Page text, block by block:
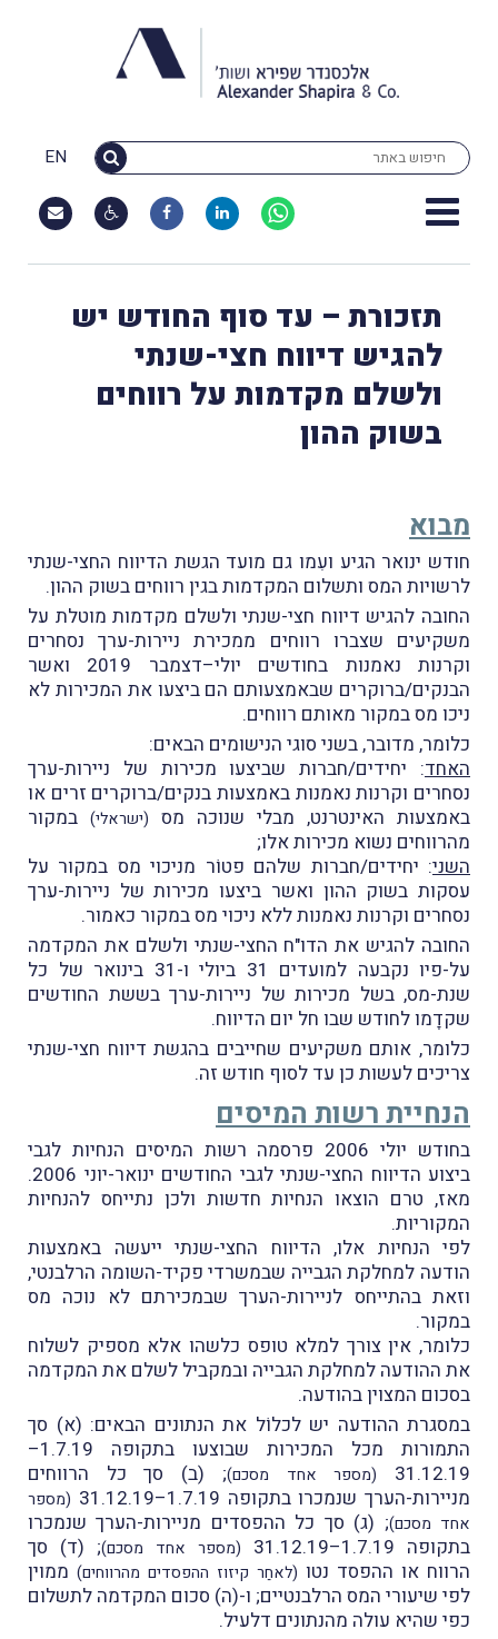
EN
תזכורת – עד סוף החודש יש
להגיש דיווח חצי-שנתי
ולשלם מקדמות על רווחים
בשוק ההון
מבוא
חודש ינואר הגיע ועִמו גם מועד הגשת הדיווח החצי-שנתי
לרשויות המס ותשלום המקדמות בגין רווחים בשוק ההון.
החובה להגיש דיווח חצי-שנתי ולשלם מקדמות מוטלת על
משקיעים שצברו רווחים ממכירת ניירות-ערך נסחרים
וקרנות נאמנות בחודשים יולי–דצמבר 2019 ואשר
הבנקים/ברוקרים שבאמצעותם הם ביצעו את המכירות לא
ניכו מס במקור מאותם רווחים.
כלומר, מדובר, בשני סוגי הנישומים הבאים:
האחד: יחידים/חברות שביצעו מכירות של ניירות-ערך
נסחרים וקרנות נאמנות באמצעות בנקים/ברוקרים זרים או
באמצעות האינטרנט, מבלי שנוכה מס (ישראלי) במקור
מהרווחים נשוא מכירות אלו;
השני: יחידים/חברות שלהם פטוֹר מניכוי מס במקור על
עסקות בשוק ההון ואשר ביצעו מכירות של ניירות-ערך
נסחרים וקרנות נאמנות ללא ניכוי מס במקור כאמור.
החובה להגיש את הדו"ח החצי-שנתי ולשלם את המקדמה
על-פיו נקבעה למועדים 31 ביולי ו-31 בינואר של כל
שנת-מס, בשל מכירות של ניירות-ערך בששת החודשים
שקדָמו לחודש שבו חל יום הדיווח.
כלומר, אותם משקיעים שחייבים בהגשת דיווח חצי-שנתי
צריכים לעשות כן עד לסוף חודש זה.
הנחיית רשות המיסים
בחודש יולי 2006 פרסמה רשות המיסים הנחיות לגבי
ביצוע הדיווח החצי-שנתי לגבי החודשים ינואר-יוני 2006.
מאז, טרם הוצאו הנחיות חדשות ולכן נתייחס להנחיות
המקוריות.
לפי הנחיות אלו, הדיווח החצי-שנתי ייעשה באמצעות
הודעה למחלקת הגבייה שבמשרדי פקיד-השומה הרלבנטי,
וזאת בהתייחס לניירות-הערך שבמכירתם לא נוכה מס
במקור.
כלומר, אין צורך למלא טופס כלשהו אלא מספיק לשלוח
את ההודעה למחלקת הגבייה ובמקביל לשלם את המקדמה
בסכום המצוין בהודעה.
במסגרת ההודעה יש לכלוֹל את הנתונים הבאים: (א) סך
התמורות מכל המכירות שבוצעו בתקופה 1.7.19–
31.12.19
(מספר אחד מסכם); (ב) סך כל הרווחים
מניירות-הערך שנמכרו בתקופה 1.7.19–31.12.19
(מספר
אחד מסכם); (ג) סך כל ההפסדים מניירות-הערך שנמכרו
בתקופה 1.7.19–31.12.19
(מספר אחד מסכם); (ד) סך
הרווח או ההפסד נטו (לאחַר קיזוז ההפסדים מהרווחים) ממוין
לפי שיעורי המס הרלבנטיים; ו-(ה) סכום המקדמה לתשלום
כפי שהיא עולה מהנתונים דלעיל.